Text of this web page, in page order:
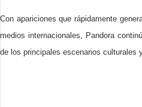
Con apariciones que rápidamente
medios internacionales, Pandora
de los principales escenarios culturales